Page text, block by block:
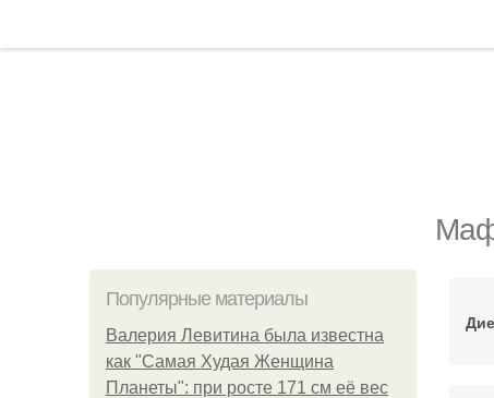
Популярные материалы
Валерия Левитина была известна
как "Самая Худая Женщина
Планеты": при росте 171 см её вес